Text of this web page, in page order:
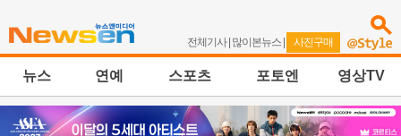
전체기사| 많이본뉴스 | 사진구매
뉴스 연예 스포츠 포토엔 영상TV